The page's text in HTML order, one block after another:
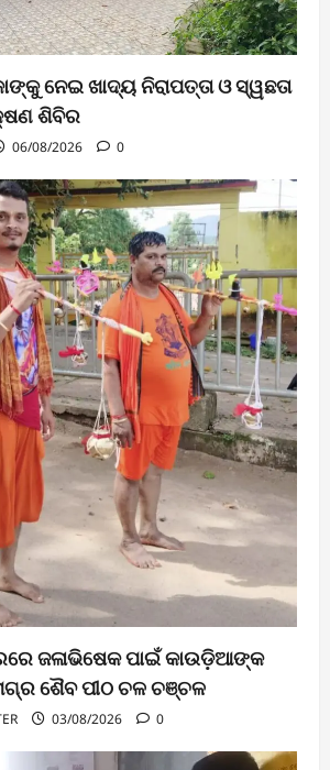
ନେଇ ଖାଦ୍ୟ ନିରାପତ୍ତା ଓ ସ୍ୱଛତା
ଶିବିର
06/08/2026 0
ଜଳାଭିଷେକ ପାଇଁ କାଉଡ଼ିଆଙ୍କ
ଶୈବ ପୀଠ ଚଳ ଚଞ୍ଚଳ
03/08/2026 0